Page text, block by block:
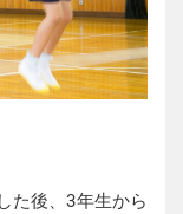
た後、3年生から